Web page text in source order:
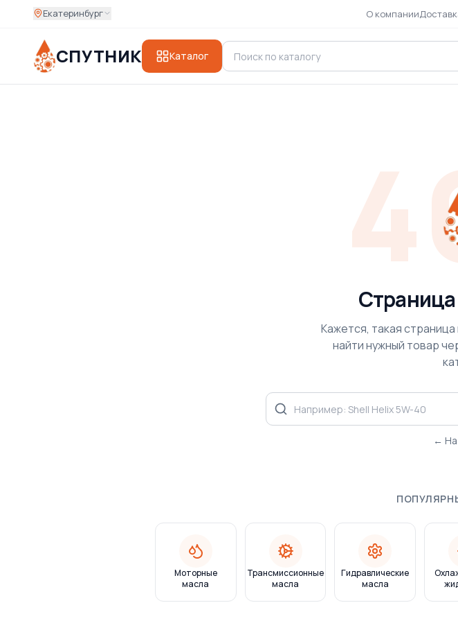
Екатеринбург О компании
СПУТНИК Каталог
Кажется, такая
найти нужный товар
← На
Моторные
масла
Трансмиссионные
масла
Гидравлические
масла